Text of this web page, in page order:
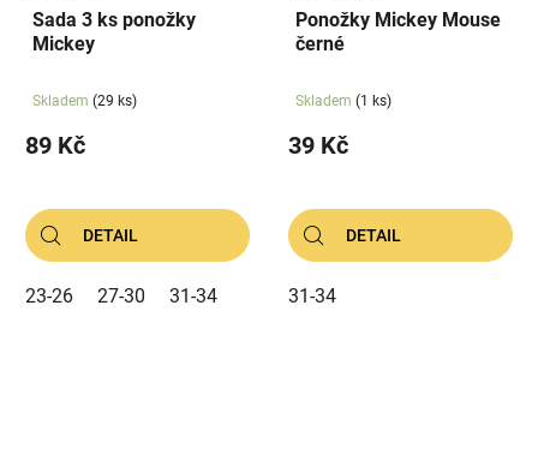
Sada 3 ks ponožky
Mickey
Skladem (29 ks)
89 Kč
DETAIL
23-26 27-30 31-34
Ponožky Mickey Mouse
černé
Skladem (1 ks)
39 Kč
DETAIL
31-34